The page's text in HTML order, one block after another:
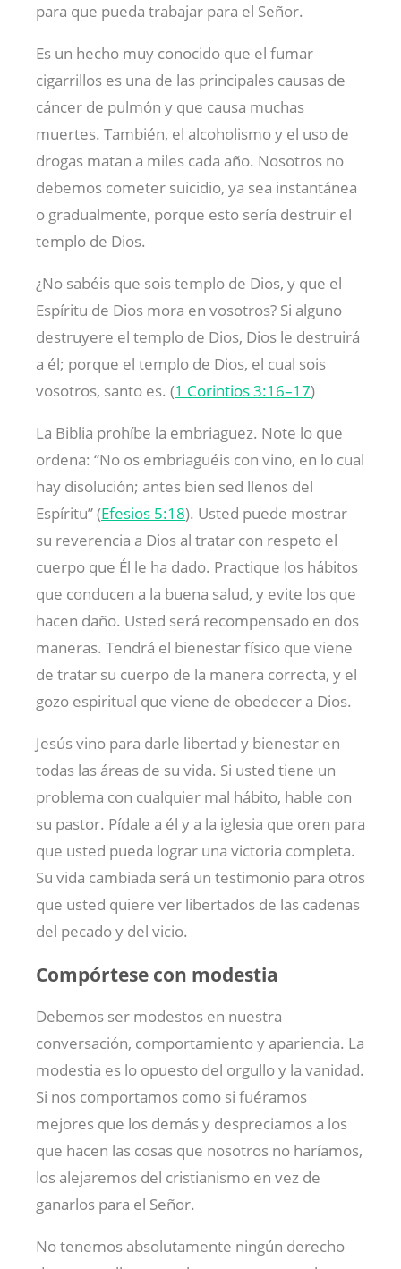
para que pueda trabajar para el Señor.
Es un hecho muy conocido que el fumar
cigarrillos es una de las principales causas de
cáncer de pulmón y que causa muchas
muertes. También, el alcoholismo y el uso de
drogas matan a miles cada año. Nosotros no
debemos cometer suicidio, ya sea instantánea
o gradualmente, porque esto sería destruir el
templo de Dios.
¿No sabéis que sois templo de Dios, y que el
Espíritu de Dios mora en vosotros? Si alguno
destruyere el templo de Dios, Dios le destruirá
a él; porque el templo de Dios, el cual sois
vosotros, santo es. (1 Corintios 3:16–17)
La Biblia prohíbe la embriaguez. Note lo que
ordena: “No os embriaguéis con vino, en lo cual
hay disolución; antes bien sed llenos del
Espíritu” (Efesios 5:18). Usted puede mostrar
su reverencia a Dios al tratar con respeto el
cuerpo que Él le ha dado. Practique los hábitos
que conducen a la buena salud, y evite los que
hacen daño. Usted será recompensado en dos
maneras. Tendrá el bienestar físico que viene
de tratar su cuerpo de la manera correcta, y el
gozo espiritual que viene de obedecer a Dios.
Jesús vino para darle libertad y bienestar en
todas las áreas de su vida. Si usted tiene un
problema con cualquier mal hábito, hable con
su pastor. Pídale a él y a la iglesia que oren para
que usted pueda lograr una victoria completa.
Su vida cambiada será un testimonio para otros
que usted quiere ver libertados de las cadenas
del pecado y del vicio.
Compórtese con modestia
Debemos ser modestos en nuestra
conversación, comportamiento y apariencia. La
modestia es lo opuesto del orgullo y la vanidad.
Si nos comportamos como si fuéramos
mejores que los demás y despreciamos a los
que hacen las cosas que nosotros no haríamos,
los alejaremos del cristianismo en vez de
ganarlos para el Señor.
No tenemos absolutamente ningún derecho